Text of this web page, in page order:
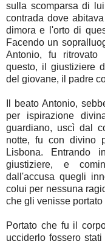
sulla scomparsa di
contrada dove
dimora e l'orto di
Facendo un
Antonio, fu ritrovato
questo, il giustiziere
del giovane, il padre
Il beato Antonio,
per ispirazione
guardiano, uscì dal
notte, fu con divino
Lisbona. Entrando
giustiziere, e
dall'accusa quegli
colui per nessuna
che gli venisse
Portato che fu il
ucciderlo fossero